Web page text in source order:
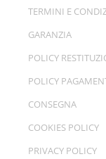
TERMINI E
GARANZIA
POLICY
POLICY
CONSEGNA
COOKIES POLICY
PRIVACY POLICY